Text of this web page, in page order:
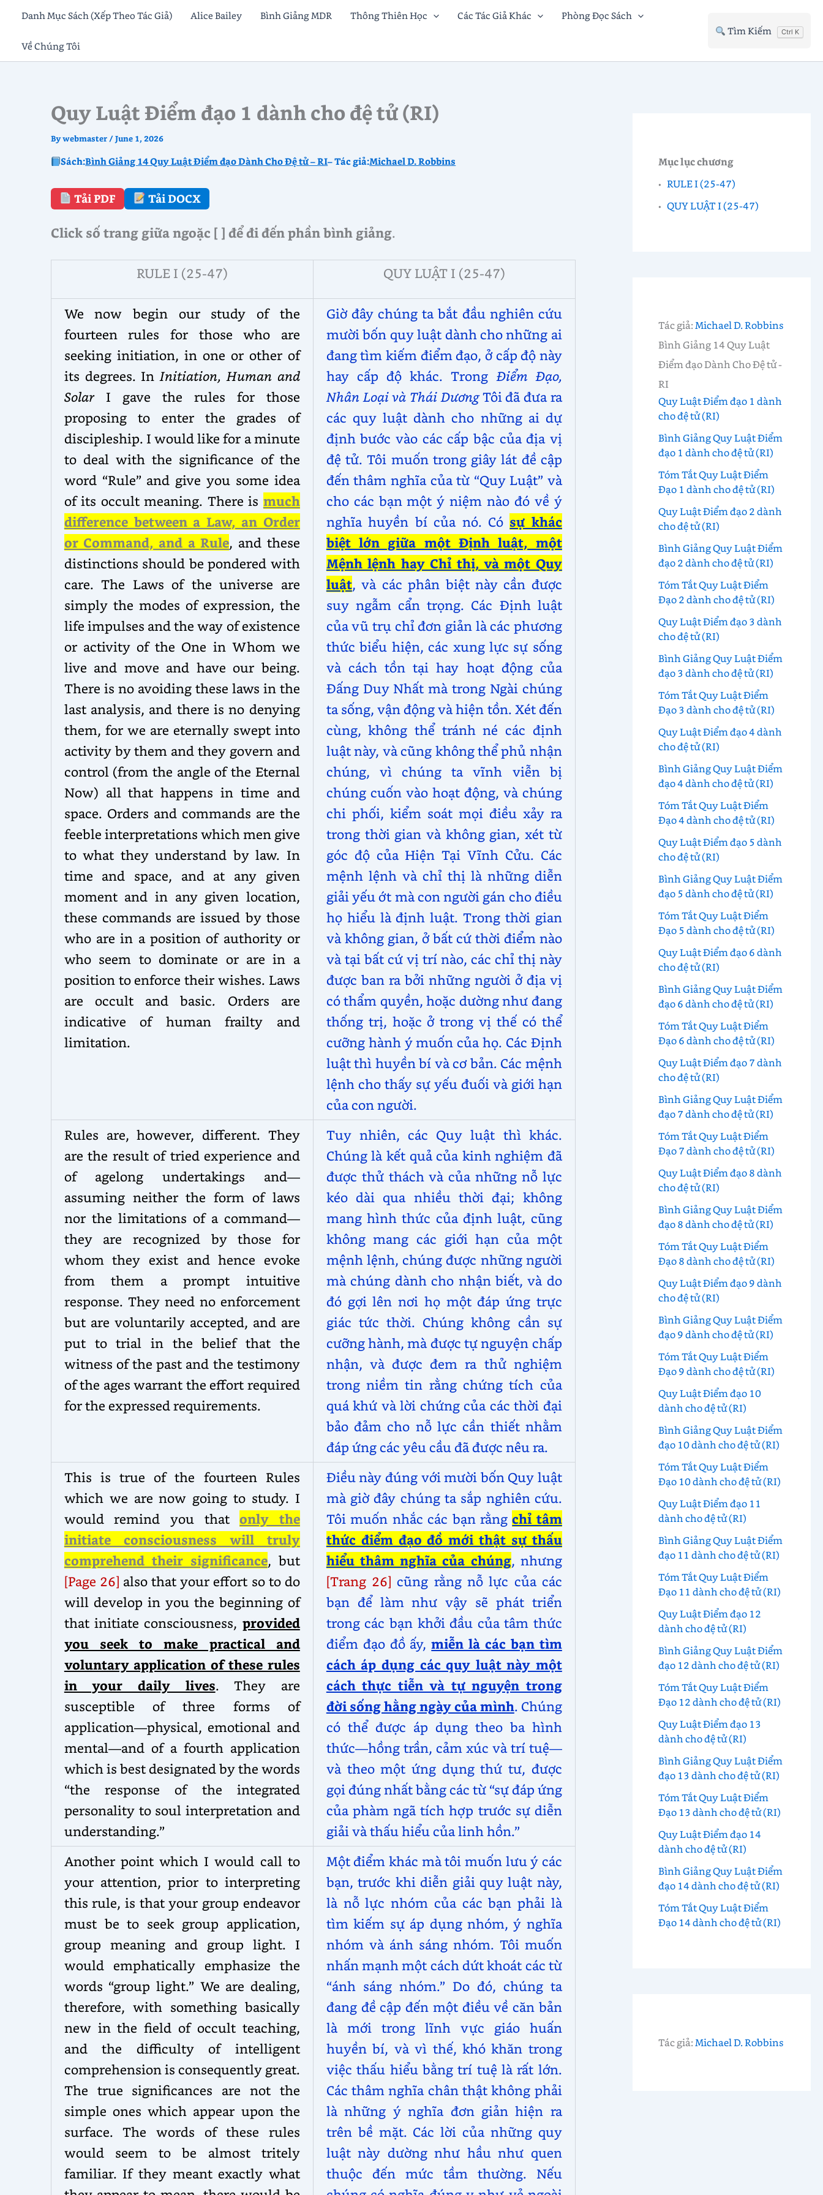
Skip
content
Danh Mục Sách (Xếp Theo Tác Giả) Alice Bailey Bình Giảng MDR Thông Thiên Học Các Tác Giả Khác Phòng Đọc Sách
Về Chúng Tôi
Tìm Kiếm Ctrl K
Quy Luật Điểm đạo 1 dành cho đệ tử (RI)
Bywebmaster /June 1, 2026
Sách:Bình Giảng 14 Quy Luật Điểm đạo Dành Cho Đệ tử – RI– Tác giả:Michael D. Robbins
Tải PDF Tải DOCX
Click số trang giữa ngoặc [ ] để đi đến phần bình giảng.
RULE I (25-47) QUY LUẬT I (25-47)
We now begin our study of the
fourteen rules for those who are
seeking initiation, in one or other of
its degrees. InInitiation, Human and
Solar I
gave the rules for those
proposing to enter the grades of
discipleship. I would like for a minute
to deal with the significance of the
word “Rule” and give you some idea
of its occult meaning. There is much
difference between a Law, an Order
or Command, and a Rule, and these
distinctions should be pondered with
care. The Laws of the universe are
simply the modes of expression, the
life impulses and the way of existence
or activity of the One in Whom we
live and move and have our being.
There is no avoiding these laws in the
last analysis, and there is no denying
them, for we are eternally swept into
activity by them and they govern and
control (from the angle of the Eternal
Now) all that happens in time and
space. Orders and commands are the
feeble interpretations which men give
to what they understand by law. In
time and space, and at any given
moment and in any given location,
these commands are issued by those
who are in a position of authority or
who seem to dominate or are in a
position to enforce their wishes. Laws
are occult and basic. Orders are
indicative of human frailty and
limitation.
Giờ đây chúng ta bắt đầu nghiên cứu
mười bốn quy luật dành cho những ai
đang tìm kiếm điểm đạo, ở cấp độ này
hay cấp độ khác. Trong Điểm Đạo,
Nhân Loại và Thái DươngTôi đã đưa ra
các quy luật dành cho những ai dự
định bước vào các cấp bậc của địa vị
đệ tử. Tôi muốn trong giây lát đề cập
đến thâm nghĩa của từ “Quy Luật” và
cho các bạn một ý niệm nào đó về ý
nghĩa huyền bí của nó. Có sự khác
biệt lớn giữa một Định luật, một
Mệnh lệnh hay Chỉ thị, và một Quy
luật, và các phân biệt này cần được
suy ngẫm cẩn trọng. Các Định luật
của vũ trụ chỉ đơn giản là các phương
thức biểu hiện, các xung lực sự sống
và cách tồn tại hay hoạt động của
Đấng Duy Nhất mà trong Ngài chúng
ta sống, vận động và hiện tồn. Xét đến
cùng, không thể tránh né các định
luật này, và cũng không thể phủ nhận
chúng, vì chúng ta vĩnh viễn bị
chúng cuốn vào hoạt động, và chúng
chi phối, kiểm soát mọi điều xảy ra
trong thời gian và không gian, xét từ
góc độ của Hiện Tại Vĩnh Cửu. Các
mệnh lệnh và chỉ thị là những diễn
giải yếu ớt mà con người gán cho điều
họ hiểu là định luật. Trong thời gian
và không gian, ở bất cứ thời điểm nào
và tại bất cứ vị trí nào, các chỉ thị này
được ban ra bởi những người ở địa vị
có thẩm quyền, hoặc dường như đang
thống trị, hoặc ở trong vị thế có thể
cưỡng hành ý muốn của họ. Các Định
luật thì huyền bí và cơ bản. Các mệnh
lệnh cho thấy sự yếu đuối và giới hạn
của con người.
Rules are, however, different. They
are the result of tried experience and
of agelong undertakings and—
assuming neither the form of laws
nor the limitations of a command—
they are recognized by those for
whom they exist and hence evoke
from them a prompt intuitive
response. They need no enforcement
but are voluntarily accepted, and are
put to trial in the belief that the
witness of the past and the testimony
of the ages warrant the effort required
for the expressed requirements.
Tuy nhiên, các Quy luật thì khác.
Chúng là kết quả của kinh nghiệm đã
được thử thách và của những nỗ lực
kéo dài qua nhiều thời đại; không
mang hình thức của định luật, cũng
không mang các giới hạn của một
mệnh lệnh, chúng được những người
mà chúng dành cho nhận biết, và do
đó gợi lên nơi họ một đáp ứng trực
giác tức thời. Chúng không cần sự
cưỡng hành, mà được tự nguyện chấp
nhận, và được đem ra thử nghiệm
trong niềm tin rằng chứng tích của
quá khứ và lời chứng của các thời đại
bảo đảm cho nỗ lực cần thiết nhằm
đáp ứng các yêu cầu đã được nêu ra.
This is true of the fourteen Rules
which we are now going to study. I
would remind you thatonly the
initiate consciousness will truly
comprehend their significance, but
[Page 26] also that your effort so to do
will develop in you the beginning of
that initiate consciousness, provided
you seek to make practical and
voluntary application of these rules
in your daily lives. They are
susceptible of three forms of
application—physical, emotional and
mental—and of a fourth application
which is best designated by the words
“the response of the integrated
personality to soul interpretation and
understanding.”
Điều này đúng với mười bốn Quy luật
mà giờ đây chúng ta sắp nghiên cứu.
Tôi muốn nhắc các bạn rằngchỉ tâm
thức điểm đạo đồ mới thật sự thấu
hiểu thâm nghĩa của chúng, nhưng
[Trang 26] cũng rằng nỗ lực của các
bạn để làm như vậy sẽ phát triển
trong các bạn khởi đầu của tâm thức
điểm đạo đồ ấy,miễn là các bạn tìm
cách áp dụng các quy luật này một
cách thực tiễn và tự nguyện trong
đời sống hằng ngày của mình. Chúng
có thể được áp dụng theo ba hình
thức—hồng trần, cảm xúc và trí tuệ—
và theo một ứng dụng thứ tư, được
gọi đúng nhất bằng các từ “sự đáp ứng
của phàm ngã tích hợp trước sự diễn
giải và thấu hiểu của linh hồn.”
Another point which I would call to
your attention, prior to interpreting
this rule, is that your group endeavor
must be to seek group application,
group meaning and group light. I
would emphatically emphasize the
words “group light.” We are dealing,
therefore, with something basically
new in the field of occult teaching,
and the difficulty of intelligent
comprehension is consequently great.
The true significances are not the
simple ones which appear upon the
surface. The words of these rules
would seem to be almost tritely
familiar. If they meant exactly what
Một điểm khác mà tôi muốn lưu ý các
bạn, trước khi diễn giải quy luật này,
là nỗ lực nhóm của các bạn phải là
tìm kiếm sự áp dụng nhóm, ý nghĩa
nhóm và ánh sáng nhóm. Tôi muốn
nhấn mạnh một cách dứt khoát các từ
“ánh sáng nhóm.” Do đó, chúng ta
đang đề cập đến một điều về căn bản
là mới trong lĩnh vực giáo huấn
huyền bí, và vì thế, khó khăn trong
việc thấu hiểu bằng trí tuệ là rất lớn.
Các thâm nghĩa chân thật không phải
là những ý nghĩa đơn giản hiện ra
trên bề mặt. Các lời của những quy
luật này dường như hầu như quen
thuộc đến mức tầm thường. Nếu
Mục lục chương
RULE I (25-47)
QUY LUẬT I (25-47)
Tác giả:Michael D. Robbins
Bình Giảng 14 Quy Luật
Điểm đạo Dành Cho Đệ tử -
RI
Quy Luật Điểm đạo 1 dành
cho đệ tử (RI)
Bình Giảng Quy Luật Điểm
đạo 1 dành cho đệ tử (RI)
Tóm Tắt Quy Luật Điểm
Đạo 1 dành cho đệ tử (RI)
Quy Luật Điểm đạo 2 dành
cho đệ tử (RI)
Bình Giảng Quy Luật Điểm
đạo 2 dành cho đệ tử (RI)
Tóm Tắt Quy Luật Điểm
Đạo 2 dành cho đệ tử (RI)
Quy Luật Điểm đạo 3 dành
cho đệ tử (RI)
Bình Giảng Quy Luật Điểm
đạo 3 dành cho đệ tử (RI)
Tóm Tắt Quy Luật Điểm
Đạo 3 dành cho đệ tử (RI)
Quy Luật Điểm đạo 4 dành
cho đệ tử (RI)
Bình Giảng Quy Luật Điểm
đạo 4 dành cho đệ tử (RI)
Tóm Tắt Quy Luật Điểm
Đạo 4 dành cho đệ tử (RI)
Quy Luật Điểm đạo 5 dành
cho đệ tử (RI)
Bình Giảng Quy Luật Điểm
đạo 5 dành cho đệ tử (RI)
Tóm Tắt Quy Luật Điểm
Đạo 5 dành cho đệ tử (RI)
Quy Luật Điểm đạo 6 dành
cho đệ tử (RI)
Bình Giảng Quy Luật Điểm
đạo 6 dành cho đệ tử (RI)
Tóm Tắt Quy Luật Điểm
Đạo 6 dành cho đệ tử (RI)
Quy Luật Điểm đạo 7 dành
cho đệ tử (RI)
Bình Giảng Quy Luật Điểm
đạo 7 dành cho đệ tử (RI)
Tóm Tắt Quy Luật Điểm
Đạo 7 dành cho đệ tử (RI)
Quy Luật Điểm đạo 8 dành
cho đệ tử (RI)
Bình Giảng Quy Luật Điểm
đạo 8 dành cho đệ tử (RI)
Tóm Tắt Quy Luật Điểm
Đạo 8 dành cho đệ tử (RI)
Quy Luật Điểm đạo 9 dành
cho đệ tử (RI)
Bình Giảng Quy Luật Điểm
đạo 9 dành cho đệ tử (RI)
Tóm Tắt Quy Luật Điểm
Đạo 9 dành cho đệ tử (RI)
Quy Luật Điểm đạo 10
dành cho đệ tử (RI)
Bình Giảng Quy Luật Điểm
đạo 10 dành cho đệ tử (RI)
Tóm Tắt Quy Luật Điểm
Đạo 10 dành cho đệ tử (RI)
Quy Luật Điểm đạo 11
dành cho đệ tử (RI)
Bình Giảng Quy Luật Điểm
đạo 11 dành cho đệ tử (RI)
Tóm Tắt Quy Luật Điểm
Đạo 11 dành cho đệ tử (RI)
Quy Luật Điểm đạo 12
dành cho đệ tử (RI)
Bình Giảng Quy Luật Điểm
đạo 12 dành cho đệ tử (RI)
Tóm Tắt Quy Luật Điểm
Đạo 12 dành cho đệ tử (RI)
Quy Luật Điểm đạo 13
dành cho đệ tử (RI)
Bình Giảng Quy Luật Điểm
đạo 13 dành cho đệ tử (RI)
Tóm Tắt Quy Luật Điểm
Đạo 13 dành cho đệ tử (RI)
Quy Luật Điểm đạo 14
dành cho đệ tử (RI)
Bình Giảng Quy Luật Điểm
đạo 14 dành cho đệ tử (RI)
Tóm Tắt Quy Luật Điểm
Đạo 14 dành cho đệ tử (RI)
Tác giả: Michael D. Robbins